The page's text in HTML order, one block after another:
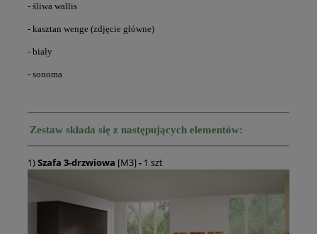
- śliwa wallis
- kasztan wenge (zdjęcie główne)
- biały
- sonoma
Zestaw składa się z następujących elementów:
1)Szafa 3-drzwiowa [M3]- 1 szt